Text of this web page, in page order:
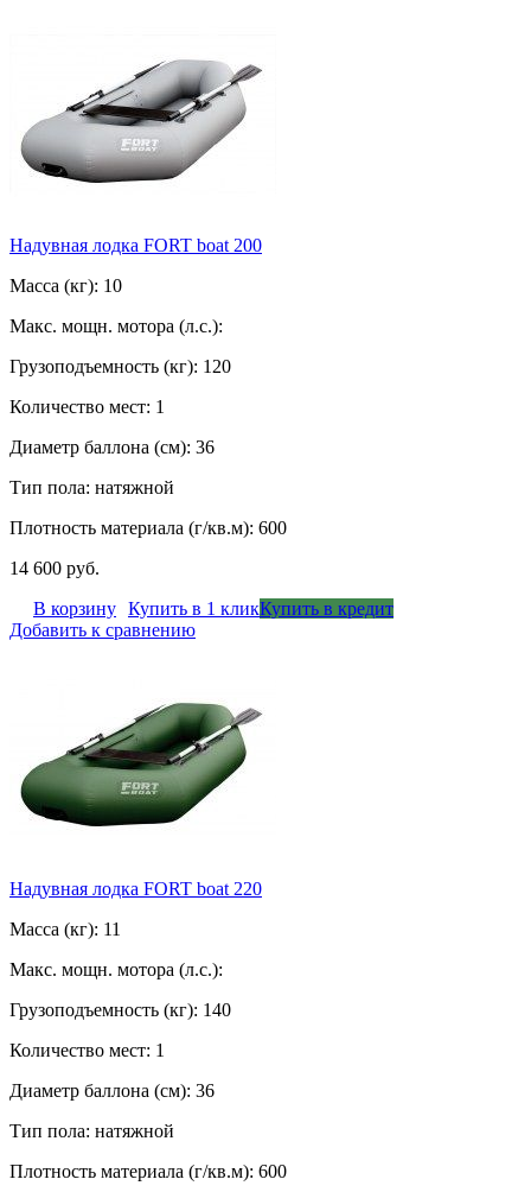
Надувная лодка FORT boat 200
Масса (кг): 10
Макс. мощн. мотора (л.с.):
Грузоподъемность (кг): 120
Количество мест: 1
Диаметр баллона (см): 36
Тип пола: натяжной
Плотность материала (г/кв.м): 600
14 600 руб.
В корзину Купить в 1 кликКупить в кредит
Добавить к сравнению
Надувная лодка FORT boat 220
Масса (кг): 11
Макс. мощн. мотора (л.с.):
Грузоподъемность (кг): 140
Количество мест: 1
Диаметр баллона (см): 36
Тип пола: натяжной
Плотность материала (г/кв.м): 600